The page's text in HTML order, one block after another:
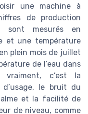
une machine à
de production
sont mesurés en
et une température
plein mois de juillet
de l’eau dans
c’est la
le bruit du
et la facilité de
de niveau, comme